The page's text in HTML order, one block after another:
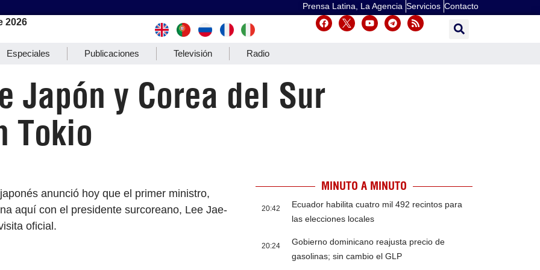
Prensa Latina, La Agencia Servicios Contacto
2026
Especiales Publicaciones Televisión Radio
Japón y Corea del Sur
Tokio
anunció hoy que el primer ministro,
aquí con el presidente surcoreano, Lee Jae-
oficial.
MINUTO A MINUTO
20:42
Ecuador habilita cuatro mil 492 recintos para
las elecciones locales
20:24
Gobierno dominicano reajusta precio de
gasolinas; sin cambio el GLP